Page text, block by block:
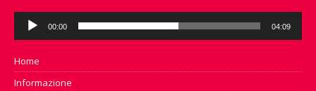
Audio
Player
00:00 04:09
Home
Informazione